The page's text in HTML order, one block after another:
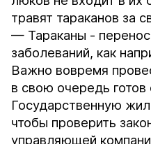
травят тараканов за
— Тараканы -
заболеваний, как
Важно вовремя
в свою очередь готов
Государственную
чтобы проверить
управляющей